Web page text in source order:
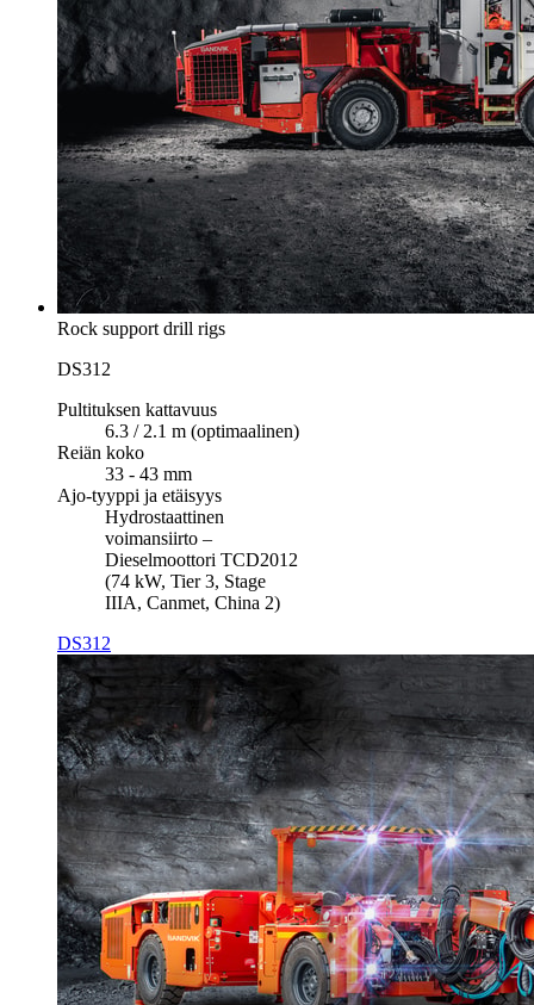
Rock support drill rigs
DS312
Pultituksen kattavuus
6.3 / 2.1 m (optimaalinen)
Reiän koko
33 - 43 mm
Ajo-tyyppi ja etäisyys
Hydrostaattinen
voimansiirto –
Dieselmoottori TCD2012
(74 kW, Tier 3, Stage
IIIA, Canmet, China 2)
DS312